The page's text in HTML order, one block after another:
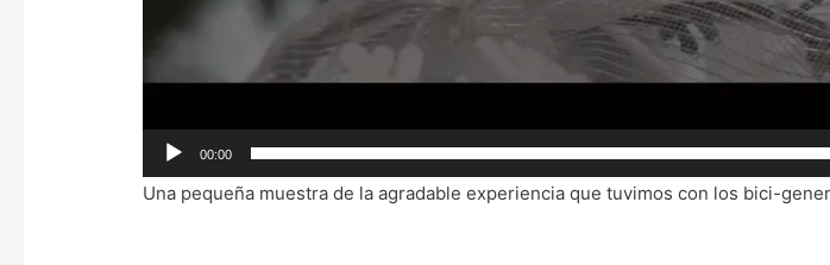
00:00
Una pequeña muestra de la agradable experiencia que tuvimos con los bici-